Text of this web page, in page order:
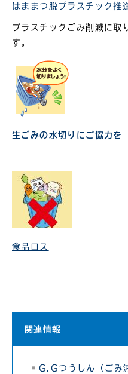
はままつ脱プラスチック推
プラスチックごみ削減に取
す。
生ごみの水切りにご協力を
食品ロス
関連情報
G.Gつうしん（ごみ